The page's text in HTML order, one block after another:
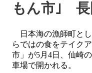
もん市｣ 長
日本海の漁師町と
らではの食をテイク
市」が5月4日、仙崎
車場で開かれる。